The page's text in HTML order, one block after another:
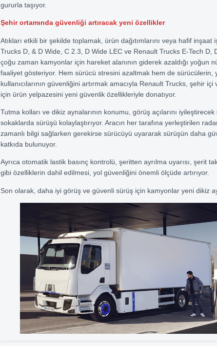
gururla taşıyor.
Şehir ortamında güvenliği artıracak yeni özellikler
Atıkları etkili bir şekilde toplamak, ürün dağıtımlarını veya hafif
Trucks D, & D Wide, C 2.3, D Wide LEC ve Renault Trucks E-Tech D,
çoğu zaman kamyonlar için hareket alanının giderek azaldığı yoğun
faaliyet gösteriyor. Hem sürücü stresini azaltmak hem de sürücülerin,
kullanıcılarının güvenliğini artırmak amacıyla Renault Trucks, şehir
için ürün yelpazesini yeni güvenlik özellikleriyle donatıyor.
Tutma kolları ve dikiz aynalarının konumu, görüş açılarını
sokaklarda sürüşü kolaylaştırıyor. Aracın her tarafına yerleştirilen
zamanlı bilgi sağlarken gerekirse sürücüyü uyararak sürüşün daha
katkıda bulunuyor.
Ayrıca otomatik lastik basınç kontrolü, şeritten ayrılma uyarısı, şerit
gibi özelliklerin dahil edilmesi, yol güvenliğini önemli ölçüde artırıyor.
Son olarak, daha iyi görüş ve güvenli sürüş için kamyonlar yeni dikiz